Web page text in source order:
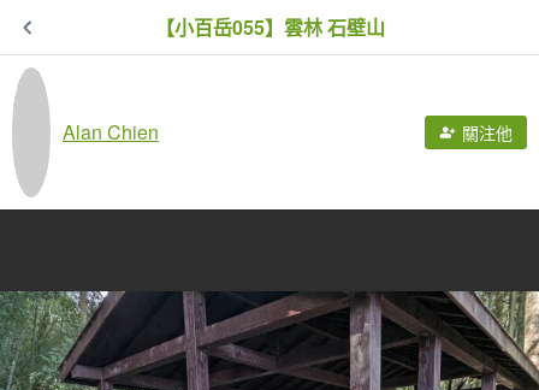
【小百岳055】雲林 石壁山
Alan Chien 關注他